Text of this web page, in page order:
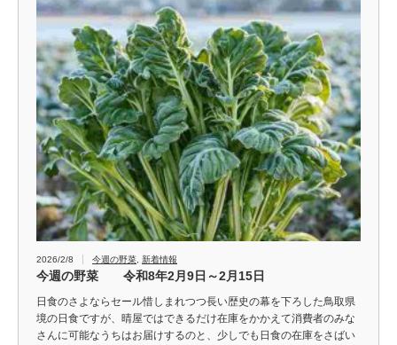
2026/2/8 今週の野菜, 新着情報
今週の野菜 令和8年2月9日～2月15日
日食のさよならセール惜しまれつつ長い歴史の幕を下ろした鳥取県
境の日食ですが、晴屋ではできるだけ在庫をかかえて消費者のみな
さんに可能なうちはお届けするのと、少しでも日食の在庫をさばい